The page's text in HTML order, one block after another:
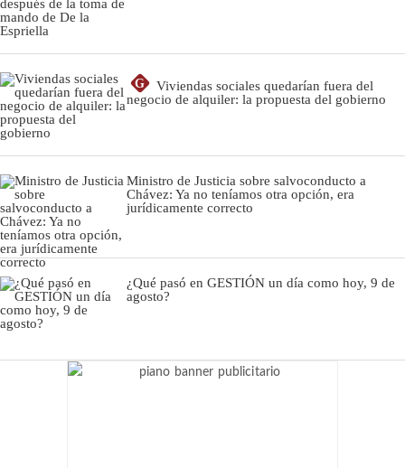
G
Viviendas sociales quedarían fuera del
negocio de alquiler: la propuesta del gobierno
Ministro de Justicia sobre salvoconducto a
Chávez: Ya no teníamos otra opción, era
jurídicamente correcto
¿Qué pasó en GESTIÓN un día como hoy, 9 de
agosto?